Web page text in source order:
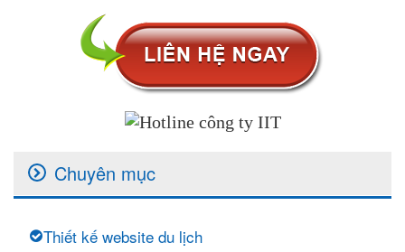
Chuyên mục
Thiết kế website du lịch